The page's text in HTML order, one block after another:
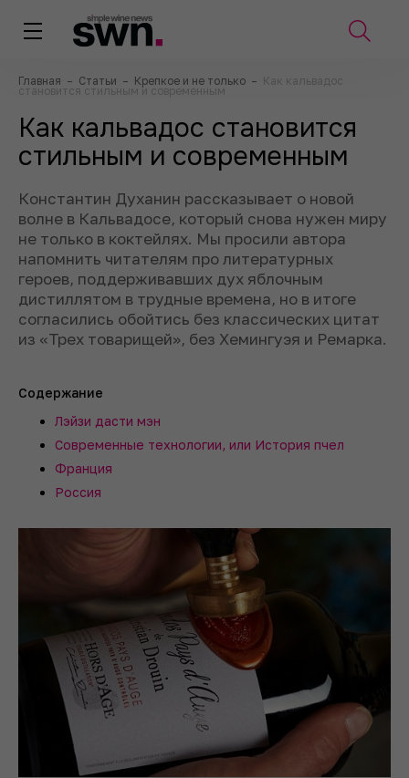
Главная – Статьи – Крепкое и не только – Как кальвадос
становится стильным и современным
Как кальвадос становится
стильным и современным
Константин Духанин рассказывает о новой
волне в Кальвадосе, который снова нужен миру
не только в коктейлях. Мы просили автора
напомнить читателям про литературных
героев, поддерживавших дух яблочным
дистиллятом в трудные времена, но в итоге
согласились обойтись без классических цитат
из «Трех товарищей», без Хемингуэя и Ремарка.
Содержание
Лэйзи дасти мэн
Современные технологии, или История пчел
Франция
Россия